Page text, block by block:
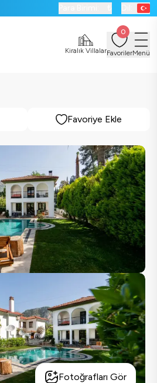
Kiralık Villalar
0
FavorilerMenü
Favoriye Ekle
Fotoğrafları Gör